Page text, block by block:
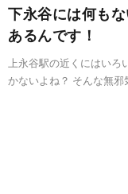
下永谷には何も
あるんです！
上永谷駅の近くにはい
かないよね？ そんな無邪